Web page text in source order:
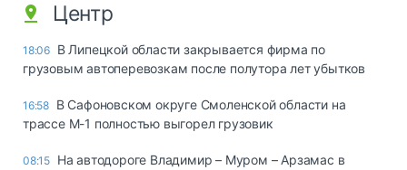
Центр
18:06 В Липецкой области закрывается фирма по
грузовым автоперевозкам после полутора лет убытков
16:58 В Сафоновском округе Смоленской области на
трассе М-1 полностью выгорел грузовик
08:15 На автодороге Владимир – Муром – Арзамас в